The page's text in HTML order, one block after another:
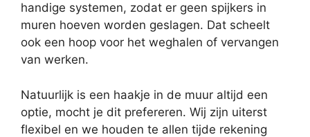
handige systemen, zodat er geen spijkers in
muren hoeven worden geslagen. Dat scheelt
ook een hoop voor het weghalen of vervangen
van werken.
Natuurlijk is een haakje in de muur altijd een
optie, mocht je dit prefereren. Wij zijn uiterst
flexibel en we houden te allen tijde rekening